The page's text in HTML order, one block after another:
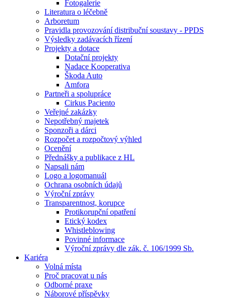
Fotogalerie
Literatura o léčebně
Arboretum
Pravidla provozování distribuční soustavy - PPDS
Výsledky zadávacích řízení
Projekty a dotace
Dotační projekty
Nadace Kooperativa
Škoda Auto
Amfora
Partneři a spolupráce
Cirkus Paciento
Veřejné zakázky
Nepotřebný majetek
Sponzoři a dárci
Rozpočet a rozpočtový výhled
Ocenění
Přednášky a publikace z HL
Napsali nám
Logo a logomanuál
Ochrana osobních údajů
Výroční zprávy
Transparentnost, korupce
Protikorupční opatření
Etický kodex
Whistleblowing
Povinné informace
Výroční zprávy dle zák. č. 106/1999 Sb.
Kariéra
Volná místa
Proč pracovat u nás
Odborné praxe
Náborové příspěvky